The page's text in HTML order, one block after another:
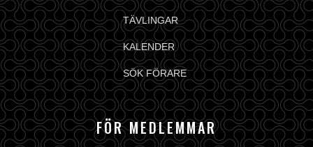
TÄVLINGAR
KALENDER
SÖK FÖRARE
FÖR MEDLEMMAR